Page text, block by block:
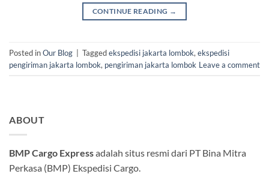
CONTINUE READING →
Posted inOur Blog | Taggedekspedisi jakarta lombok, ekspedisi
pengiriman jakarta lombok, pengiriman jakarta lombok Leave a comment
ABOUT
BMP Cargo Expressadalah situs resmi dari PT Bina Mitra
Perkasa (BMP) Ekspedisi Cargo.